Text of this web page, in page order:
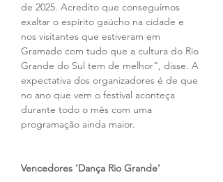
de 2025. Acredito que conseguimos
exaltar o espírito gaúcho na cidade e
nos visitantes que estiveram em
Gramado com tudo que a cultura do Rio
Grande do Sul tem de melhor”, disse. A
expectativa dos organizadores é de que
no ano que vem o festival aconteça
durante todo o mês com uma
programação ainda maior.
Vencedores ‘Dança Rio Grande’